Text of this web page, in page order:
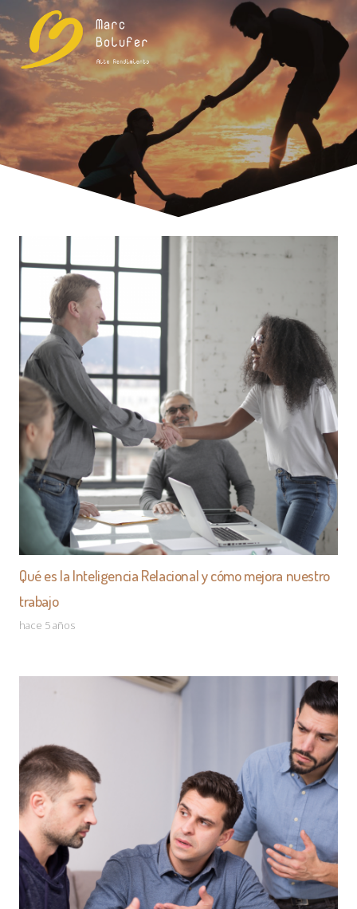
Qué es la Inteligencia Relacional y cómo mejora nuestro
trabajo
hace 5 años